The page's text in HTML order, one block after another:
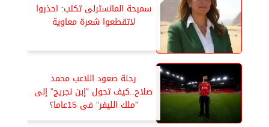
سميحة المانسترلى تكتب: احذروا
لاتقطعوا شعرة معاوية
رحلة صعود اللاعب محمد
صلاح..كيف تحول ”إبن نجريج” إلى
”ملك الليفر” فى 15عاما؟